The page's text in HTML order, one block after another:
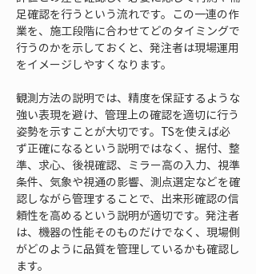
足確認を行うという流れです。この一連の作
業を、施工段階に合わせてどのタイミングで
行うのかを示しておくと、発注者は現場運用
をイメージしやすくなります。
観測方法の説明では、精度を保証するような
強い表現を避け、管理上の確認を適切に行う
姿勢を示すことが大切です。TSを使えば必
ず正確になるという説明ではなく、据付、整
準、求心、後視確認、ミラー高の入力、視準
条件、気象や視通の影響、測点選定などを確
認しながら管理することで、出来形確認の信
頼性を高めるという説明が適切です。発注者
は、機器の性能そのものだけでなく、現場側
がどのように品質を管理しているかも確認し
ます。